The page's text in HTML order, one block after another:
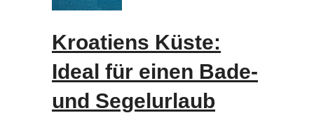
Kroatiens Küste:
Ideal für einen Bade-
und Segelurlaub